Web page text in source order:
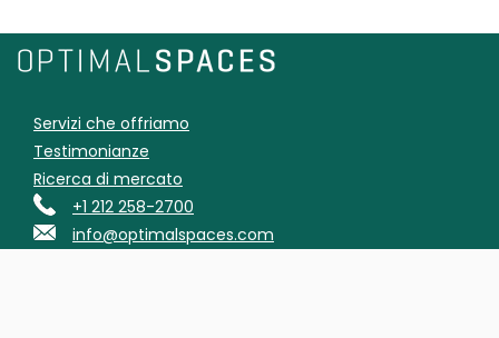
Servizi che offriamo
Testimonianze
Ricerca di mercato
+1 212 258-2700
info@optimalspaces.com